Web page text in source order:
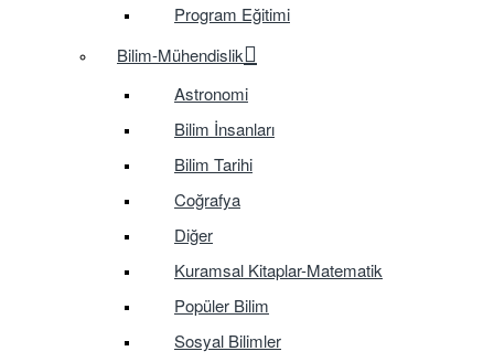
Program Eğitimi
Bilim-Mühendislik
Astronomi
Bilim İnsanları
Bilim Tarihi
Coğrafya
Diğer
Kuramsal Kitaplar-Matematik
Popüler Bilim
Sosyal Bilimler